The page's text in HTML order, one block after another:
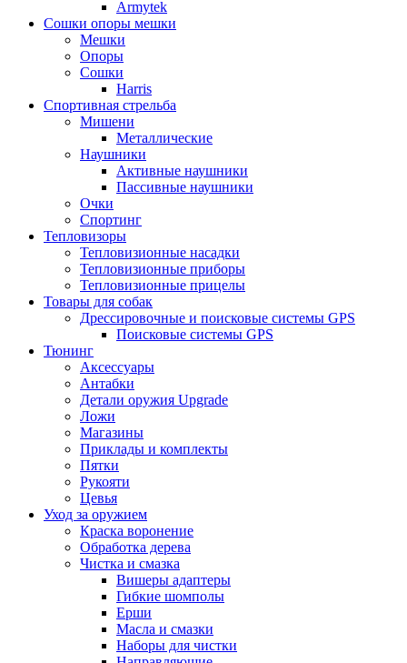
Armytek
Сошки опоры мешки
Мешки
Опоры
Сошки
Harris
Спортивная стрельба
Мишени
Металлические
Наушники
Активные наушники
Пассивные наушники
Очки
Спортинг
Тепловизоры
Тепловизионные насадки
Тепловизионные приборы
Тепловизионные прицелы
Товары для собак
Дрессировочные и поисковые системы GPS
Поисковые системы GPS
Тюнинг
Аксессуары
Антабки
Детали оружия Upgrade
Ложи
Магазины
Приклады и комплекты
Пятки
Рукояти
Цевья
Уход за оружием
Краска воронение
Обработка дерева
Чистка и смазка
Вишеры адаптеры
Гибкие шомполы
Ерши
Масла и смазки
Наборы для чистки